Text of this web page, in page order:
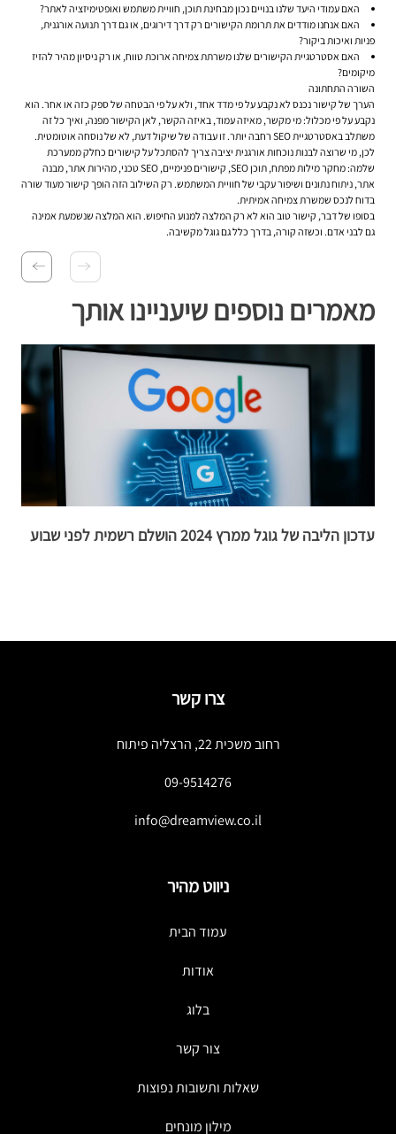
האם עמודי היעד שלנו בנויים נכון מבחינת תוכן, חוויית משתמש ואופטימיזציה לאתר?
האם אנחנו מודדים את תרומת הקישורים רק דרך דירוגים, או גם דרך תנועה אורגנית,
פניות ואיכות ביקור?
האם אסטרטגיית הקישורים שלנו משרתת צמיחה ארוכת טווח, או רק ניסיון מהיר להזיז
מיקומים?
השורה התחתונה
הערך של קישור נכנס לא נקבע על פי מדד אחד, ולא על פי הבטחה של ספק כזה או אחר. הוא
נקבע על פי מכלול: מי מקשר, מאיזה עמוד, באיזה הקשר, לאן הקישור מפנה, ואיך כל זה
משתלב באסטרטגיית SEO רחבה יותר. זו עבודה של שיקול דעת, לא של נוסחה אוטומטית.
לכן, מי שרוצה לבנות נוכחות אורגנית יציבה צריך להסתכל על קישורים כחלק ממערכת
שלמה: מחקר מילות מפתח, תוכן SEO, קישורים פנימיים, SEO טכני, מהירות אתר, מבנה
אתר, ניתוח נתונים ושיפור עקבי של חוויית המשתמש. רק השילוב הזה הופך קישור מעוד שורה
בדוח לנכס שמשרת צמיחה אמיתית.
בסופו של דבר, קישור טוב הוא לא רק המלצה למנוע החיפוש. הוא המלצה שנשמעת אמינה
גם לבני אדם. וכשזה קורה, בדרך כלל גם גוגל מקשיבה.
מאמרים נוספים שיעניינו אותך
עדכון הליבה של גוגל ממרץ 2024 הושלם רשמית לפני שבוע
צרו קשר
רחוב משכית 22, הרצליה פיתוח
09-9514276
info@dreamview.co.il
ניווט מהיר
עמוד הבית
אודות
בלוג
צור קשר
שאלות ותשובות נפוצות
מילון מונחים